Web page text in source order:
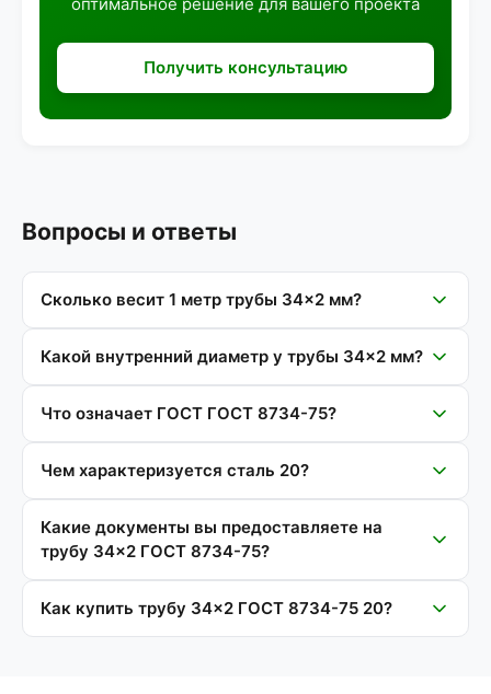
Получить консультацию
Вопросы и ответы
Сколько весит 1 метр трубы 34×2 мм?
Какой внутренний диаметр у трубы 34×2 мм?
Что означает ГОСТ ГОСТ 8734-75?
Чем характеризуется сталь 20?
Какие документы вы предоставляете на
трубу 34×2 ГОСТ 8734-75?
Как купить трубу 34×2 ГОСТ 8734-75 20?